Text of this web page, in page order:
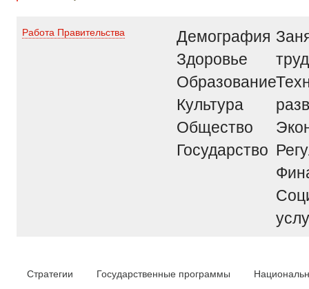
Работа Правительства
Демография
Здоровье
Образование
Культура
Общество
Государство
труд
Стратегии Государственные программы